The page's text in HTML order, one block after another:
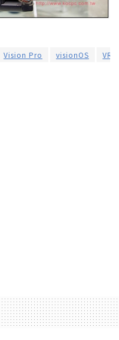
Vision Pro visionOS VR